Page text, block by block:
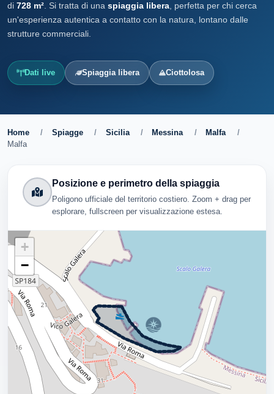
di 728 m² . Si tratta di una spiaggia libera , perfetta per chi cerca
un'esperienza autentica a contatto con la natura, lontano dalle
strutture commerciali.
Dati live Spiaggia libera Ciottolosa
Home / Spiagge / Sicilia / Messina / Malfa
/
Malfa
Posizione e perimetro della spiaggia
Poligono ufficiale del territorio costiero. Zoom + drag per
esplorare, fullscreen per visualizzazione estesa.
+
−